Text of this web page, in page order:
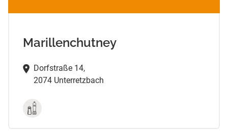
Marillenchutney
Dorfstraße 14,
2074 Unterretzbach